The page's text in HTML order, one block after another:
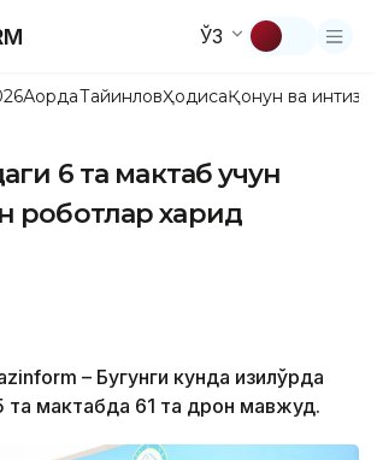
ЎЗ
АқордаТайинловҲодисаҚонун ва
6 та мактаб учун
роботлар харид
– Бугунги кунда Қизилўрда
та мактабда 61 та дрон мавжуд.